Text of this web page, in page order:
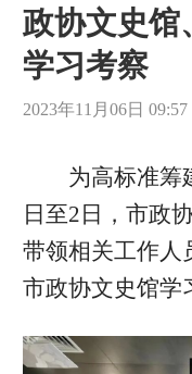
政协文史馆
学习考察
2023年11月06日
为高标准筹
日至2日，市政
带领相关工作人
市政协文史馆学